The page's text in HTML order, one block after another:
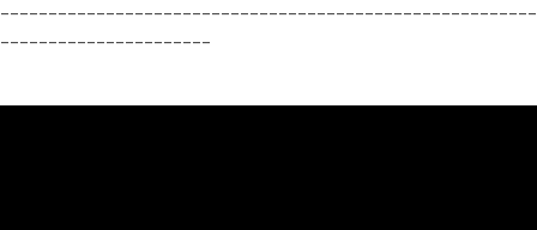
--------------------------------------------------------
----------------------